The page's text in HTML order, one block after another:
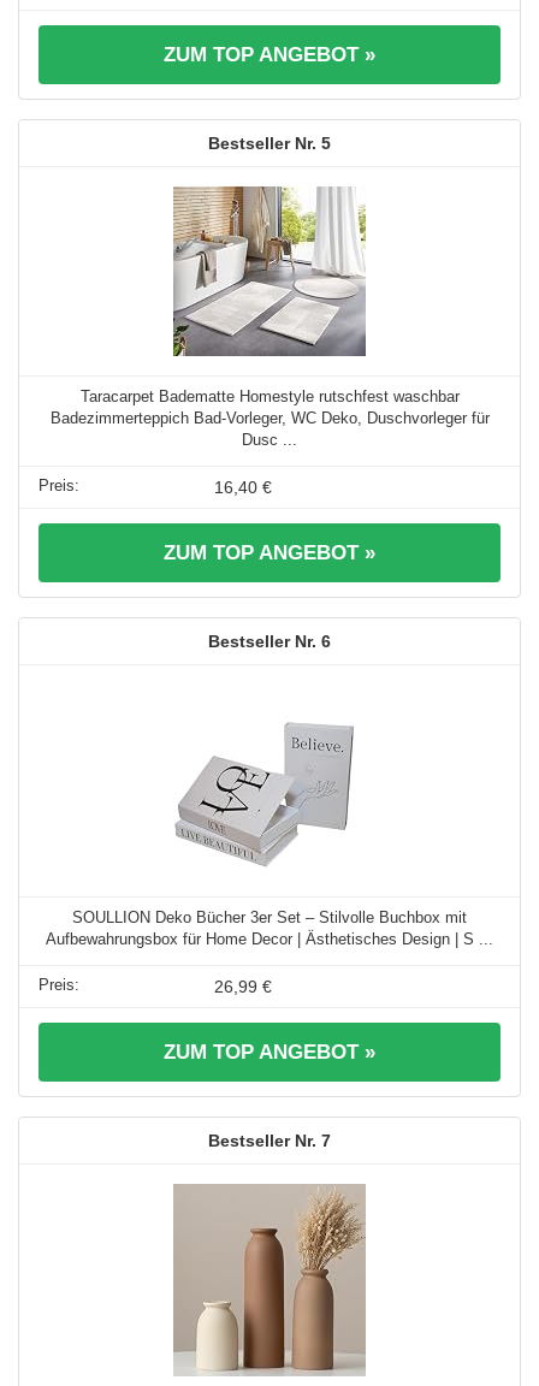
ZUM TOP ANGEBOT »
5
Taracarpet Badematte Homestyle rutschfest waschbar
Badezimmerteppich Bad-Vorleger, WC Deko, Duschvorleger für
Dusc ...
16,40 €
ZUM TOP ANGEBOT »
6
SOULLION Deko Bücher 3er Set – Stilvolle Buchbox mit
Aufbewahrungsbox für Home Decor | Ästhetisches Design | S ...
26,99 €
ZUM TOP ANGEBOT »
7